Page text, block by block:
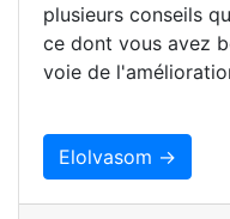
plusieurs conseils
ce dont vous avez
voie de
Elolvasom →